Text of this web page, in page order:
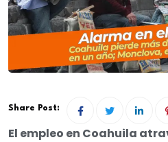
Share Post:
El empleo en Coahuila